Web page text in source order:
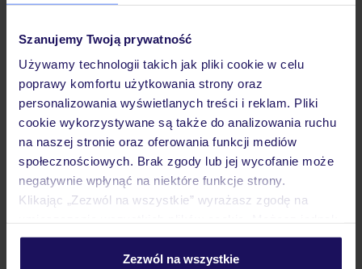
Szanujemy Twoją prywatność
Używamy technologii takich jak pliki cookie w celu
poprawy komfortu użytkowania strony oraz
personalizowania wyświetlanych treści i reklam. Pliki
cookie wykorzystywane są także do analizowania ruchu
na naszej stronie oraz oferowania funkcji mediów
społecznościowych. Brak zgody lub jej wycofanie może
negatywnie wpłynąć na niektóre funkcje strony.
Klikając „Zezwól na wszystkie” wyrażasz zgodę na
personalizować swój wybór wchodząc w zakładkę
Zezwól na wszystkie
1 225
OSOBA
31.10.2026 - 06.11.2026 (6 noclegów)
Kraków (20:25)
Bez wyżywienia
ZALICZKA 25%